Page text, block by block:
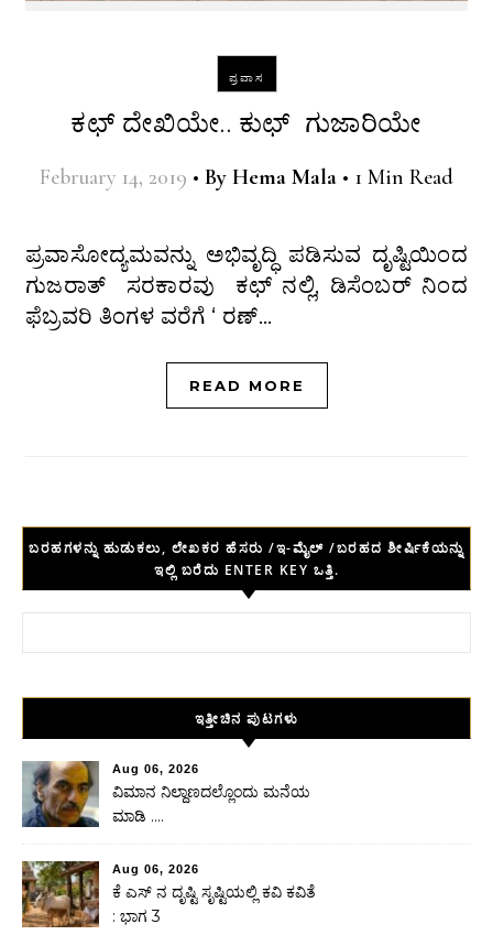
ಪ್ರವಾಸ
ಕಛ್ ದೇಖಿಯೇ.. ಕುಛ್ ಗುಜಾರಿಯೇ
February 14, 2019 • By Hema Mala • 1 Min Read
ಪ್ರವಾಸೋದ್ಯಮವನ್ನು ಅಭಿವೃದ್ಧಿ ಪಡಿಸುವ ದೃಷ್ಟಿಯಿಂದ
ಗುಜರಾತ್ ಸರಕಾರವು ಕಛ್ ನಲ್ಲಿ, ಡಿಸೆಂಬರ್ ನಿಂದ
ಫೆಬ್ರವರಿ ತಿಂಗಳ ವರೆಗೆ ‘ ರಣ್…
READ MORE
ಬರಹಗಳನ್ನು ಹುಡುಕಲು, ಲೇಖಕರ ಹೆಸರು /ಇ-ಮೈಲ್ /ಬರಹದ ಶೀರ್ಷಿಕೆಯನ್ನು
ಇಲ್ಲಿ ಬರೆದು ENTER KEY ಒತ್ತಿ.
ಇತ್ತೀಚಿನ ಪುಟಗಳು
Aug 06, 2026
ವಿಮಾನ ನಿಲ್ದಾಣದಲ್ಲೊಂದು ಮನೆಯ
ಮಾಡಿ ….
Aug 06, 2026
ಕೆ ಎಸ್ ನ ದೃಷ್ಟಿ ಸೃಷ್ಟಿಯಲ್ಲಿ ಕವಿ ಕವಿತೆ
: ಭಾಗ 3